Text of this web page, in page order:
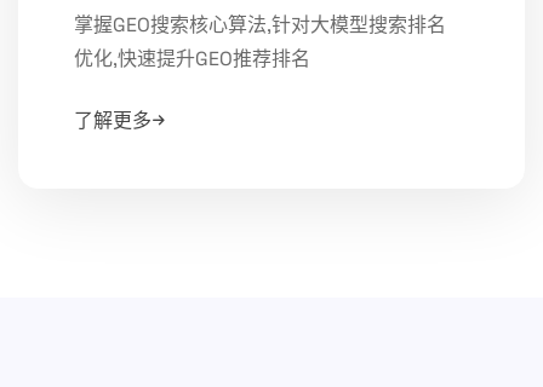
掌握GEO搜索核心算法,针对大模型搜索排名
优化,快速提升GEO推荐排名
了解更多